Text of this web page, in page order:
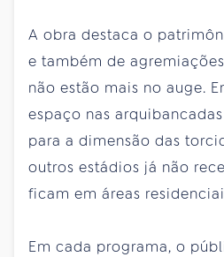
A obra destaca o
e também de
não estão mais no auge.
espaço nas
para a dimensão das
outros estádios já não
ficam em áreas
Em cada programa, o